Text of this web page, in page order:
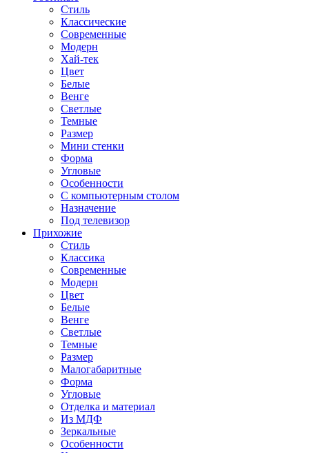
Стиль
Классические
Современные
Модерн
Хай-тек
Цвет
Белые
Венге
Светлые
Темные
Размер
Мини стенки
Форма
Угловые
Особенности
С компьютерным столом
Назначение
Под телевизор
Прихожие
Стиль
Классика
Современные
Модерн
Цвет
Белые
Венге
Светлые
Темные
Размер
Малогабаритные
Форма
Угловые
Отделка и материал
Из МДФ
Зеркальные
Особенности